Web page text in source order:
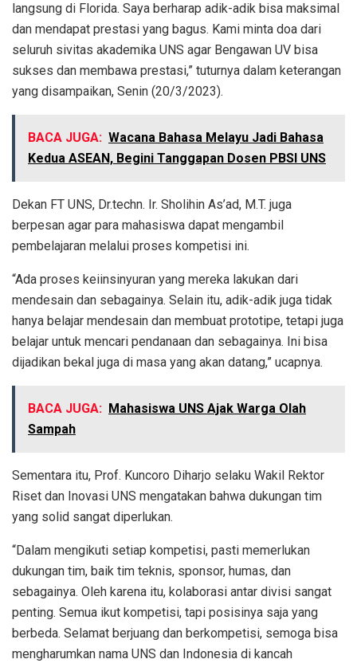
langsung di Florida. Saya berharap adik-adik bisa maksimal
dan mendapat prestasi yang bagus. Kami minta doa dari
seluruh sivitas akademika UNS agar Bengawan UV bisa
sukses dan membawa prestasi,” tuturnya dalam keterangan
yang disampaikan, Senin (20/3/2023).
BACA JUGA: Wacana Bahasa Melayu Jadi Bahasa
Kedua ASEAN, Begini Tanggapan Dosen PBSI UNS
Dekan FT UNS, Dr.techn. Ir. Sholihin As’ad, M.T. juga
berpesan agar para mahasiswa dapat mengambil
pembelajaran melalui proses kompetisi ini.
“Ada proses keiinsinyuran yang mereka lakukan dari
mendesain dan sebagainya. Selain itu, adik-adik juga tidak
hanya belajar mendesain dan membuat prototipe, tetapi juga
belajar untuk mencari pendanaan dan sebagainya. Ini bisa
dijadikan bekal juga di masa yang akan datang,” ucapnya.
BACA JUGA: Mahasiswa UNS Ajak Warga Olah
Sampah
Sementara itu, Prof. Kuncoro Diharjo selaku Wakil Rektor
Riset dan Inovasi UNS mengatakan bahwa dukungan tim
yang solid sangat diperlukan.
“Dalam mengikuti setiap kompetisi, pasti memerlukan
dukungan tim, baik tim teknis, sponsor, humas, dan
sebagainya. Oleh karena itu, kolaborasi antar divisi sangat
penting. Semua ikut kompetisi, tapi posisinya saja yang
berbeda. Selamat berjuang dan berkompetisi, semoga bisa
mengharumkan nama UNS dan Indonesia di kancah